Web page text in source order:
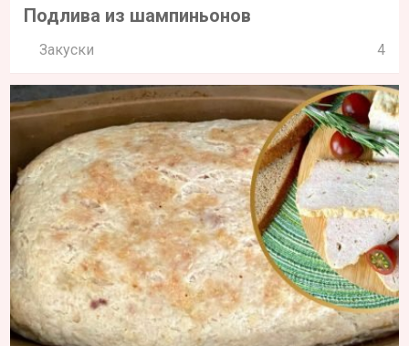
Подлива из шампиньонов
Закуски 4